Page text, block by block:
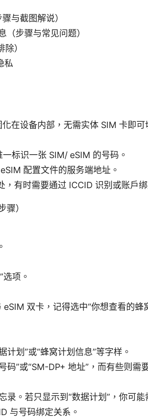
与截图解说）
步骤与常见问题）
）
私
在设备内部，无需实体 SIM 卡即
标识一张 SIM/ eSIM 的号码。
配置文件的服务端地址。
有时需要通过 ICCID 识别或账户
骤）
选项。
双卡，记得选中“你想查看的蜂
计划”或“蜂窝计划信息”等字样。
码”或“SM-DP+ 地址”，而有些则需
录。若只显示到“数据计划”，你可
与号码绑定关系。